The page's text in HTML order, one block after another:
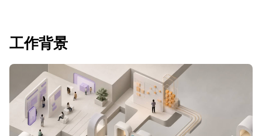
工作背景